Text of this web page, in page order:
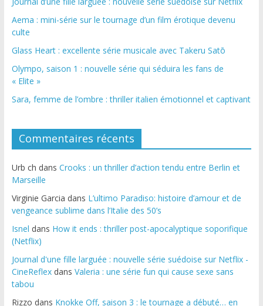
Aema : mini-série sur le tournage d’un film érotique devenu
culte
Glass Heart : excellente série musicale avec Takeru Satō
Olympo, saison 1 : nouvelle série qui séduira les fans de
« Elite »
Sara, femme de l’ombre : thriller italien émotionnel et captivant
Commentaires récents
Urb ch dans Crooks : un thriller d’action tendu entre Berlin et
Marseille
Virginie Garcia dans L’ultimo Paradiso: histoire d’amour et de
vengeance sublime dans l’Italie des 50’s
Isnel dans How it ends : thriller post-apocalyptique soporifique
(Netflix)
Journal d'une fille larguée : nouvelle série suédoise sur Netflix -
CineReflexdans Valeria : une série fun qui cause sexe sans
tabou
Rizzo dans Knokke Off, saison 3 : le tournage a débuté… en